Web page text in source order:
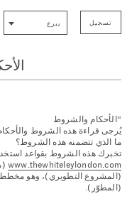
يبرع تسجيل
“الأحكام والشروط
يُرجى قراءة هذه الشروط
ما الذي تتضمنه هذه الشروط؟
تخبرك هذه الشروط بقواعد
www.thewhiteleylondon.com
(المشروع التطويري)، وهو مخطط
(المطوّر).